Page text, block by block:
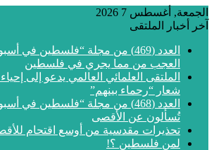
الجمعة, أغسطس 7 2026
آخر أخبار الملتقى
العدد (469) من مجلة “فلسطين في
العجب من مما يجري في فلسطين
الملتقى العلمائي العالمي يدعو إلى
شعار “رحماء بينهم”
العدد (468) من مجلة “فلسطين في
تُسألون عن الأقصى
تحذيرات مقدسية من أوسع اقتحام
لمن فلسطين ؟!